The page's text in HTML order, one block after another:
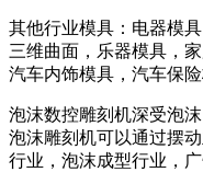
其他行业模具：电器模
三维曲面，乐器模具，
汽车内饰模具，汽车保
泡沫数控雕刻机深受泡
泡沫雕刻机可以通过摆
行业，泡沫成型行业，